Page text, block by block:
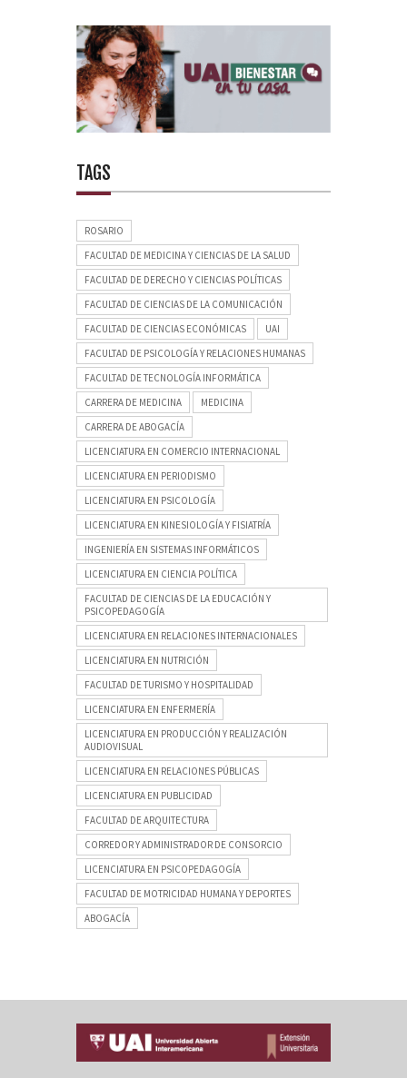
TAGS
ROSARIO
FACULTAD DE MEDICINA Y CIENCIAS DE LA SALUD
FACULTAD DE DERECHO Y CIENCIAS POLÍTICAS
FACULTAD DE CIENCIAS DE LA COMUNICACIÓN
FACULTAD DE CIENCIAS ECONÓMICAS
UAI
FACULTAD DE PSICOLOGÍA Y RELACIONES HUMANAS
FACULTAD DE TECNOLOGÍA INFORMÁTICA
CARRERA DE MEDICINA
MEDICINA
CARRERA DE ABOGACÍA
LICENCIATURA EN COMERCIO INTERNACIONAL
LICENCIATURA EN PERIODISMO
LICENCIATURA EN PSICOLOGÍA
LICENCIATURA EN KINESIOLOGÍA Y FISIATRÍA
INGENIERÍA EN SISTEMAS INFORMÁTICOS
LICENCIATURA EN CIENCIA POLÍTICA
FACULTAD DE CIENCIAS DE LA EDUCACIÓN Y
PSICOPEDAGOGÍA
LICENCIATURA EN RELACIONES INTERNACIONALES
LICENCIATURA EN NUTRICIÓN
FACULTAD DE TURISMO Y HOSPITALIDAD
LICENCIATURA EN ENFERMERÍA
LICENCIATURA EN PRODUCCIÓN Y REALIZACIÓN
AUDIOVISUAL
LICENCIATURA EN RELACIONES PÚBLICAS
LICENCIATURA EN PUBLICIDAD
FACULTAD DE ARQUITECTURA
CORREDOR Y ADMINISTRADOR DE CONSORCIO
LICENCIATURA EN PSICOPEDAGOGÍA
FACULTAD DE MOTRICIDAD HUMANA Y DEPORTES
ABOGACÍA